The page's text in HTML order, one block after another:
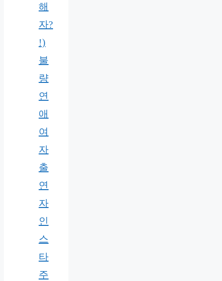
해
자?
!)
불
량
연
애
여
자
출
연
자
인
스
타
주